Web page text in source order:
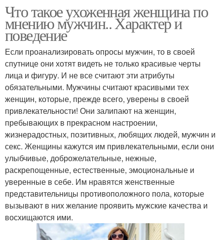
Что такое ухоженная женщина по
мнению мужчин.. Характер и
поведение
Если проанализировать опросы мужчин, то в своей
спутнице они хотят видеть не только красивые черты
лица и фигуру. И не все считают эти атрибуты
обязательными. Мужчины считают красивыми тех
женщин, которые, прежде всего, уверены в своей
привлекательности! Они залипают на женщин,
пребывающих в прекрасном настроении,
жизнерадостных, позитивных, любящих людей, мужчин и
секс. Женщины кажутся им привлекательными, если они
улыбчивые, доброжелательные, нежные,
раскрепощенные, естественные, эмоциональные и
уверенные в себе. Им нравятся женственные
представительницы противоположного пола, которые
вызывают в них желание проявить мужские качества и
восхищаются ими.